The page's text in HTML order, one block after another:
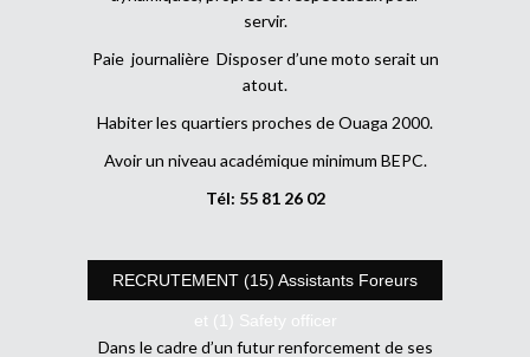
servir.
Paie journalière Disposer d’une moto serait un
atout.
Habiter les quartiers proches de Ouaga 2000.
Avoir un niveau académique minimum BEPC.
Tél: 55 81 26 02
RECRUTEMENT (15) Assistants Foreurs
et (1) Safety officer
Dans le cadre d’un futur renforcement de ses